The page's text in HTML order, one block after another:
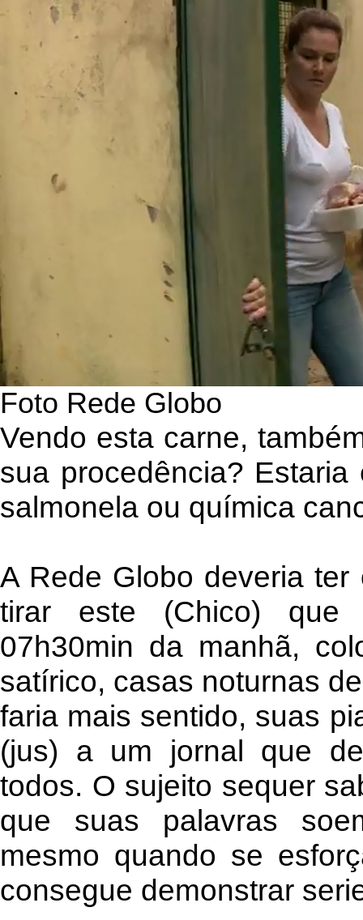
Foto Rede Globo
Vendo esta carne,
sua procedência?
salmonela ou química
A Rede Globo deveria
tirar este (Chico) que
07h30min da manhã,
satírico, casas noturnas
faria mais sentido, suas
(jus) a um jornal que
todos. O sujeito sequer
que suas palavras
mesmo quando se
consegue demonstrar